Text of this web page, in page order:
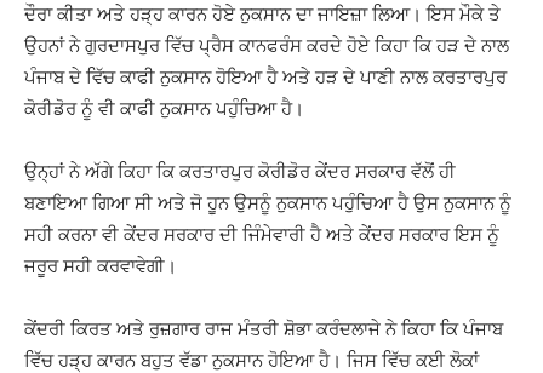
ਦੌਰਾ ਕੀਤਾ ਅਤੇ ਹੜ੍ਹ ਕਾਰਨ ਹੋਏ ਨੁਕਸਾਨ ਦਾ ਜਾਇਜ਼ਾ ਲਿਆ। ਇਸ ਮੌਕੇ ਤੇ
ਉਹਨਾਂ ਨੇ ਗੁਰਦਾਸਪੁਰ ਵਿੱਚ ਪ੍ਰੈਸ ਕਾਨਫਰੰਸ ਕਰਦੇ ਹੋਏ ਕਿਹਾ ਕਿ ਹੜ ਦੇ ਨਾਲ
ਪੰਜਾਬ ਦੇ ਵਿੱਚ ਕਾਫੀ ਨੁਕਸਾਨ ਹੋਇਆ ਹੈ ਅਤੇ ਹੜ ਦੇ ਪਾਣੀ ਨਾਲ ਕਰਤਾਰਪੁਰ
ਕੋਰੀਡੋਰ ਨੂੰ ਵੀ ਕਾਫੀ ਨੁਕਸਾਨ ਪਹੁੰਚਿਆ ਹੈ।
ਉਨ੍ਹਾਂ ਨੇ ਅੱਗੇ ਕਿਹਾ ਕਿ ਕਰਤਾਰਪੁਰ ਕੋਰੀਡੋਰ ਕੇਂਦਰ ਸਰਕਾਰ ਵੱਲੋਂ ਹੀ
ਬਣਾਇਆ ਗਿਆ ਸੀ ਅਤੇ ਜੋ ਹੂਨ ਉਸਨੂੰ ਨੁਕਸਾਨ ਪਹੁੰਚਿਆ ਹੈ ਉਸ ਨੁਕਸਾਨ ਨੂੰ
ਸਹੀ ਕਰਨਾ ਵੀ ਕੇਂਦਰ ਸਰਕਾਰ ਦੀ ਜਿੰਮੇਵਾਰੀ ਹੈ ਅਤੇ ਕੇਂਦਰ ਸਰਕਾਰ ਇਸ ਨੂੰ
ਜਰੂਰ ਸਹੀ ਕਰਵਾਵੇਗੀ।
ਕੇਂਦਰੀ ਕਿਰਤ ਅਤੇ ਰੁਜ਼ਗਾਰ ਰਾਜ ਮੰਤਰੀ ਸ਼ੋਭਾ ਕਰੰਦਲਾਜੇ ਨੇ ਕਿਹਾ ਕਿ ਪੰਜਾਬ
ਵਿੱਚ ਹੜ੍ਹ ਕਾਰਨ ਬਹੁਤ ਵੱਡਾ ਨੁਕਸਾਨ ਹੋਇਆ ਹੈ। ਜਿਸ ਵਿੱਚ ਕਈ ਲੋਕਾਂ